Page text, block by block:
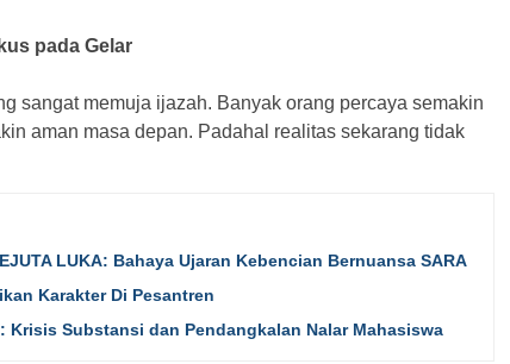
pada Gelar
sangat memuja ijazah. Banyak orang percaya semakin
aman masa depan. Padahal realitas sekarang tidak
LUKA: Bahaya Ujaran Kebencian Bernuansa SARA
Karakter Di Pesantren
Krisis Substansi dan Pendangkalan Nalar Mahasiswa